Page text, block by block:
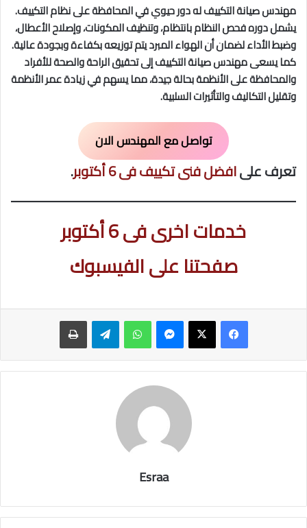
مهندس صيانة التكييف له دور حيوي في المحافظة على نظام التكييف.
يشمل دوره فحص النظام بانتظام، وتنظيف المكونات، وإصلاح الأعطال،
وضبط الأداء لضمان أن الهواء المبرد يتم توزيعه بكفاءة وبجودة عالية.
كما يسعى مهندس صيانة التكييف إلى تحقيق الراحة والصحة للأفراد
والمحافظة على الأنظمة بحالة جيدة، مما يسهم في زيادة عمر الأنظمة
وتقليل التكاليف والتأثيرات السلبية.
تواصل مع المهندس الان
تعرف علىافضل فنى تكييف فى 6 أكتوبر .
خدمات اخرى فى 6 أكتوبر
صفحتنا على الفيسبوك
ماسنجر واتساب تيلقرام طباعة
Esraa